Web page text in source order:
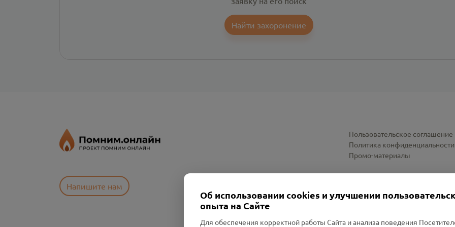
Найти захоронение
Напишите нам
Пользовательское соглашение
Политика конфиденциальности
Промо-материалы
Об использовании cookies и улучшении
опыта на Сайте
Для обеспечения корректной работы Сайта и анализа поведения